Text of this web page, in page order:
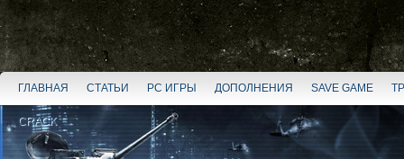
ГЛАВНАЯ СТАТЬИ PC ИГРЫ ДОПОЛНЕНИЯ SAVE GAME
CRACK